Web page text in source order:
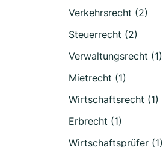
Verkehrsrecht (2)
Steuerrecht (2)
Verwaltungsrecht (1)
Mietrecht (1)
Wirtschaftsrecht (1)
Erbrecht (1)
Wirtschaftsprüfer (1)